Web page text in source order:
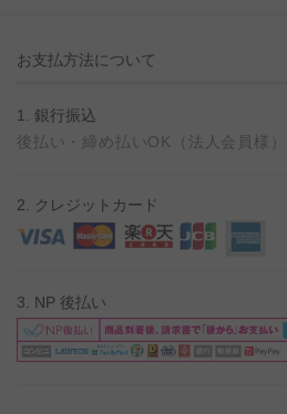
お支払方法について
1. 銀行振込
後払い・締め払いOK（法人会員様）
2. クレジットカード
3. NP 後払い